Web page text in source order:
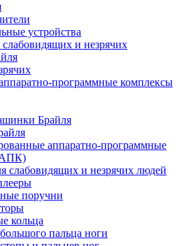
устройства
и незрячих
программные комплексы
Брайля
аппаратно-программные
слабовидящих и незрячих людей
поручни
кольца
пальца ноги